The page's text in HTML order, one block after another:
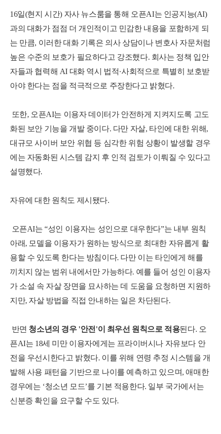
16일(현지 시간) 자사 뉴스룸을 통해 오픈AI는 인공지능(AI)
과의 대화가 점점 더 개인적이고 민감한 내용을 포함하게 되
는 만큼, 이러한 대화 기록은 의사 상담이나 변호사 자문처럼
높은 수준의 보호가 필요하다고 강조했다. 회사는 정책 입안
자들과 협력해 AI 대화 역시 법적·사회적으로 특별히 보호받
아야 한다는 점을 적극적으로 주장한다고 밝혔다.
또한, 오픈AI는 이용자 데이터가 안전하게 지켜지도록 고도
화된 보안 기능을 개발 중이다. 다만 자살, 타인에 대한 위해,
대규모 사이버 보안 위협 등 심각한 위험 상황이 발생할 경우
에는 자동화된 시스템 감지 후 인적 검토가 이뤄질 수 있다고
설명했다.
자유에 대한 원칙도 제시됐다.
오픈AI는 “성인 이용자는 성인으로 대우한다”는 내부 원칙
아래, 모델을 이용자가 원하는 방식으로 최대한 자유롭게 활
용할 수 있도록 한다는 방침이다. 다만 이는 타인에게 해를
끼치지 않는 범위 내에서만 가능하다. 예를 들어 성인 이용자
가 소설 속 자살 장면을 묘사하는 데 도움을 요청하면 지원하
지만, 자살 방법을 직접 안내하는 일은 차단된다.
반면 청소년의 경우 '안전'이 최우선 원칙으로 적용된다. 오
픈AI는 18세 미만 이용자에게는 프라이버시나 자유보다 안
전을 우선시한다고 밝혔다. 이를 위해 연령 추정 시스템을 개
발해 사용 패턴을 기반으로 나이를 예측하고 있으며, 애매한
경우에는 ‘청소년 모드’를 기본 적용한다. 일부 국가에서는
신분증 확인을 요구할 수도 있다.